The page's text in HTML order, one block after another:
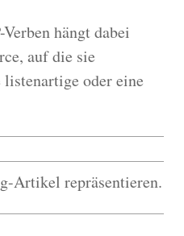
hängt dabei
auf die sie
listenartige oder eine
Artikel repräsentieren.